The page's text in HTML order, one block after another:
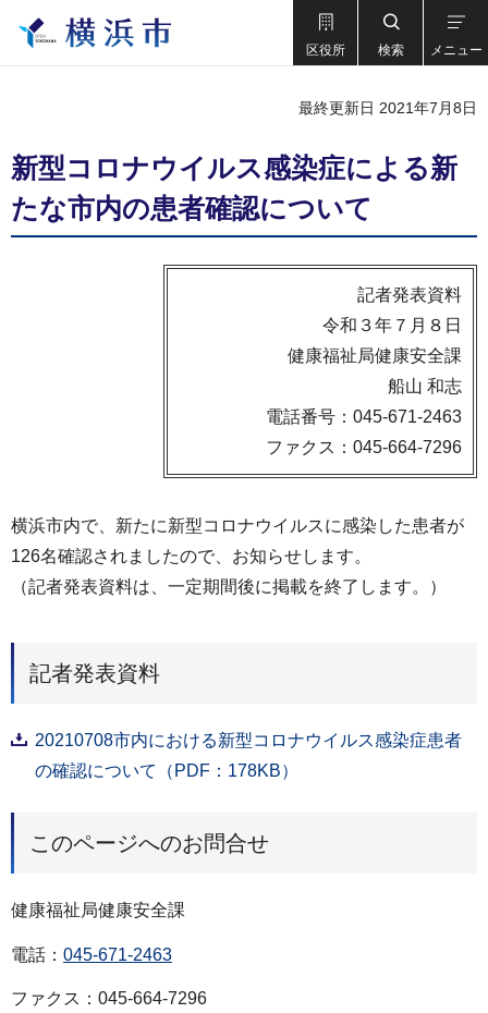
区役所 検索 メニュー
最終更新日 2021年7月8日
新型コロナウイルス感染症による新
たな市内の患者確認について
記者発表資料
令和３年７月８日
健康福祉局健康安全課
船山 和志
電話番号：045-671-2463
ファクス：045-664-7296
横浜市内で、新たに新型コロナウイルスに感染した患者が
126名確認されましたので、お知らせします。
（記者発表資料は、一定期間後に掲載を終了します。）
記者発表資料
20210708市内における新型コロナウイルス感染症患者
の確認について（PDF：178KB）
このページへのお問合せ
健康福祉局健康安全課
電話： 045-671-2463
ファクス：045-664-7296